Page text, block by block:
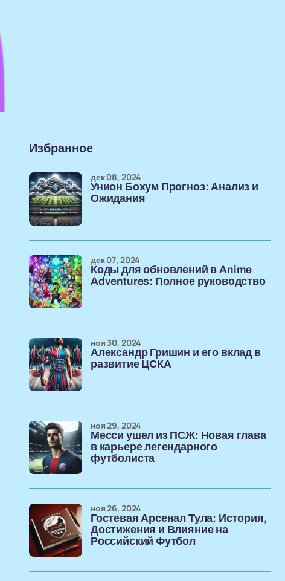
Избранное
Унион Бохум Прогноз: Анализ и
Ожидания
дек 08, 2024
Коды для обновлений в Anime
Adventures: Полное руководство
дек 07, 2024
Александр Гришин и его вклад в
развитие ЦСКА
ноя 30, 2024
Месси ушел из ПСЖ: Новая глава
в карьере легендарного
футболиста
ноя 29, 2024
Гостевая Арсенал Тула: История,
Достижения и Влияние на
Российский Футбол
ноя 26, 2024